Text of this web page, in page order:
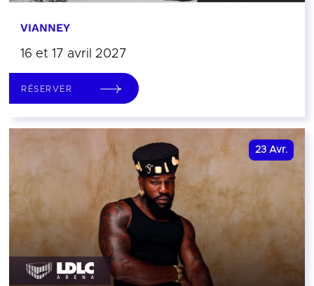
VIANNEY
16 et 17 avril 2027
RÉSERVER
23 Avr.